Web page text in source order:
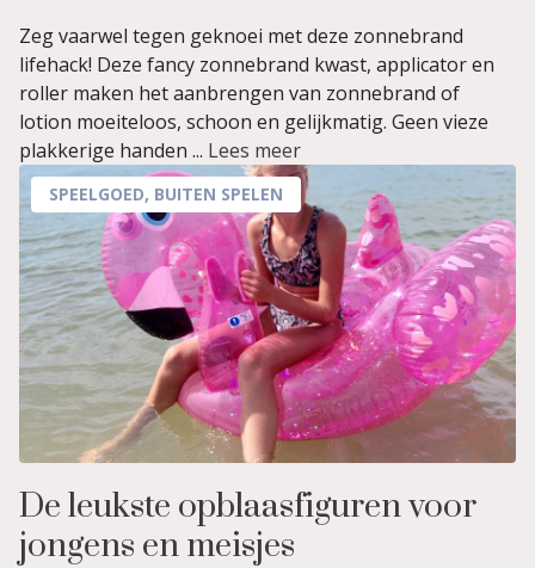
Zeg vaarwel tegen geknoei met deze zonnebrand
lifehack! Deze fancy zonnebrand kwast, applicator en
roller maken het aanbrengen van zonnebrand of
lotion moeiteloos, schoon en gelijkmatig. Geen vieze
plakkerige handen ... Lees meer
SPEELGOED, BUITEN SPELEN
De leukste opblaasfiguren voor
jongens en meisjes